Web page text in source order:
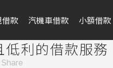
款 汽機車借款 小額借款
利的借款服務
Share